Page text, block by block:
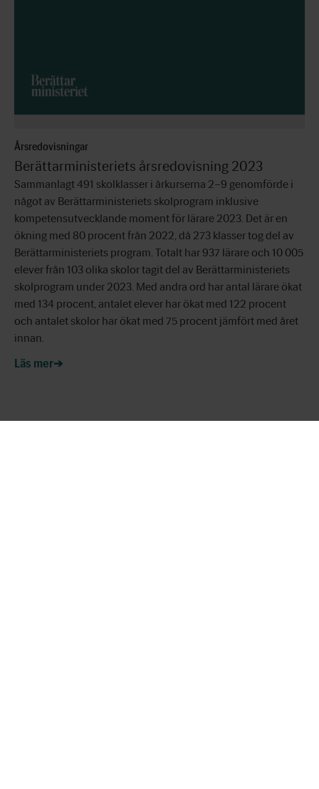
Årsredovisningar
Berättarministeriets årsredovisning 2023
Sammanlagt 491 skolklasser i årkurserna 2–9 genomförde i
något av Berättarministeriets skolprogram inklusive
kompetensutvecklande moment för lärare 2023. Det är en
ökning med 80 procent från 2022, då 273 klasser tog del av
Berättarministeriets program. Totalt har 937 lärare och 10 005
elever från 103 olika skolor tagit del av Berättarministeriets
skolprogram under 2023. Med andra ord har antal lärare ökat
med 134 procent, antalet elever har ökat med 122 procent
och antalet skolor har ökat med 75 procent jämfört med året
innan.
Läs mer